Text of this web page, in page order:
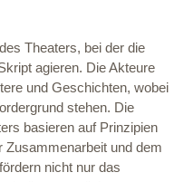
Theaters, bei der die
agieren. Die Akteure
und Geschichten, wobei
stehen. Die
basieren auf Prinzipien
Zusammenarbeit und dem
nicht nur das